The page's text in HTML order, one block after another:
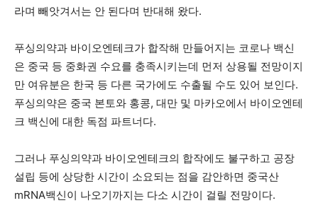
라며 빼앗겨서는 안 된다며 반대해 왔다.
푸싱의약과 바이오엔테크가 합작해 만들어지는 코로나 백신
은 중국 등 중화권 수요를 충족시키는데 먼저 상용될 전망이지
만 여유분은 한국 등 다른 국가에도 수출될 수도 있어 보인다.
푸싱의약은 중국 본토와 홍콩, 대만 및 마카오에서 바이오엔테
크 백신에 대한 독점 파트너다.
그러나 푸싱의약과 바이오엔테크의 합작에도 불구하고 공장
설립 등에 상당한 시간이 소요되는 점을 감안하면 중국산
mRNA백신이 나오기까지는 다소 시간이 걸릴 전망이다.